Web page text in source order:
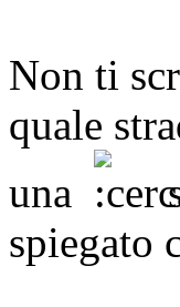
Non ti
quale
una
spiegato